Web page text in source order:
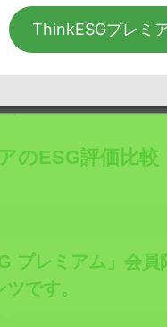
域の
ップ
（6.9
）日
業
）
のESG評価比較
プレミアム」会員
です。
ThinkESGプレミ